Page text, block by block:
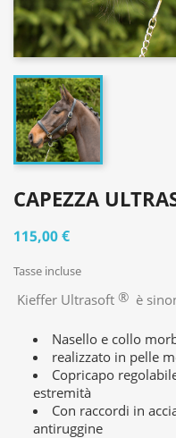
CAPEZZA
115,00 €
Tasse incluse
Kieffer Ultrasoft ® è
Nasello e collo
realizzato in pelle
Copricapo
estremità
Con raccordi in
antiruggine